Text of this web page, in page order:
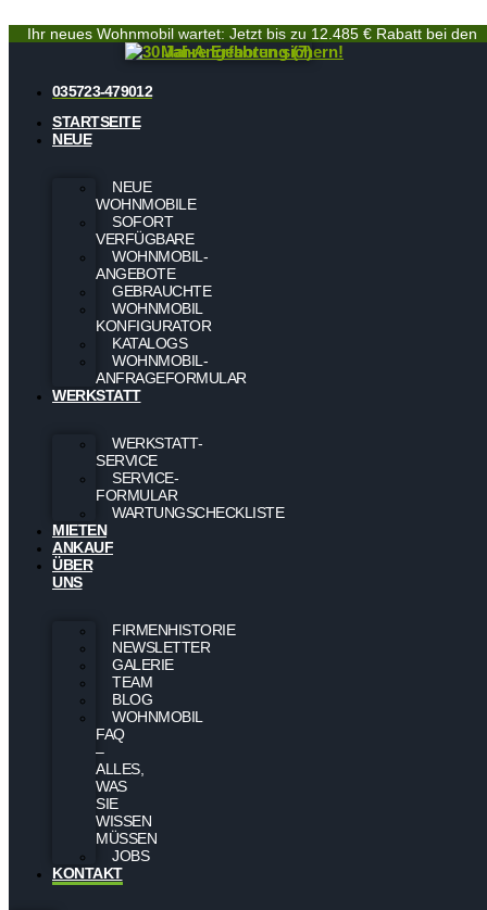
Ihr neues Wohnmobil wartet: Jetzt bis zu 12.485 € Rabatt bei den
Mai-Angeboten sichern!
035723-479012
STARTSEITE
NEUE
NEUE
WOHNMOBILE
SOFORT
VERFÜGBARE
WOHNMOBIL-
ANGEBOTE
GEBRAUCHTE
WOHNMOBIL
KONFIGURATOR
KATALOGS
WOHNMOBIL-
ANFRAGEFORMULAR
WERKSTATT
WERKSTATT-
SERVICE
SERVICE-
FORMULAR
WARTUNGSCHECKLISTE
MIETEN
ANKAUF
ÜBER
UNS
FIRMENHISTORIE
NEWSLETTER
GALERIE
TEAM
BLOG
WOHNMOBIL
FAQ
–
ALLES,
WAS
SIE
WISSEN
MÜSSEN
JOBS
KONTAKT